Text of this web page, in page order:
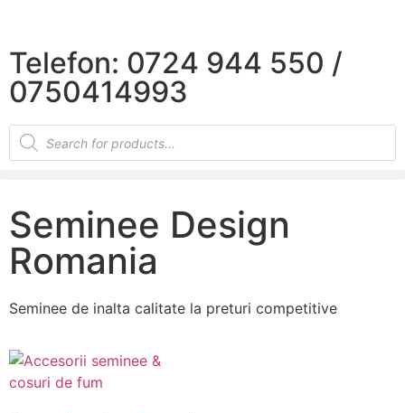
Telefon: 0724 944 550 /
0750414993
Seminee Design
Romania
Seminee de inalta calitate la preturi competitive